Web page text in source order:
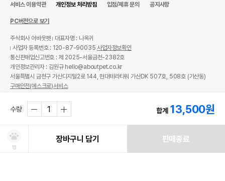
수량 합계 13,500원
찜
장바구니 담기 판매종료
서비스 이용약관 개인정보 처리방침 입점/제휴 문의 공지사항
PC버전으로 보기
주식회사 어바웃펫
대표자명 : 나옥귀
사업자 등록번호 : 120-87-90035사업자정보확인
통신판매업신고번호 : 제 2025-서울금천-2382호
개인정보관리자 : 김원규 hello@aboutpet.co.kr
서울특별시 금천구 가산디지털2로 144, 현대테라타워 가산DK 507호, 508호 (가산동)
구매안전(에스크로)서비스